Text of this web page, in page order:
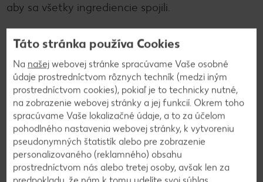
aby sa všetky ingrediencie spojili.
3
Takto pripravenú zmes dáme na papier na
pečenie alebo do potravinárskej fólie a pevne
zrolujeme a okraje zakrútime.
4
Dáme do chladničky aspoň na 4 hodiny, najlepšie
Táto stránka používa Cookies
Na našej webovej stránke spracúvame Vaše osobné
údaje prostredníctvom rôznych techník (medzi iným
prostredníctvom cookies), pokiaľ je to technicky nutné,
na zobrazenie webovej stránky a jej funkcií. Okrem toho
spracúvame Vaše lokalizačné údaje, a to za účelom
pohodlného nastavenia webovej stránky, k vytvoreniu
pseudonymných štatistík alebo pre zobrazenie
personalizovaného (reklamného) obsahu
prostredníctvom nás alebo tretej osoby, avšak len za